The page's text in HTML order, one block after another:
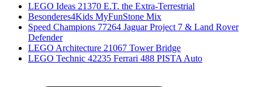
LEGO Ideas 21370 E.T. the Extra-Terrestrial
Besonderes4Kids MyFunStone Mix
Speed Champions 77264 Jaguar Project 7 & Land Rover
Defender
LEGO Architecture 21067 Tower Bridge
LEGO Technic 42235 Ferrari 488 PISTA Auto